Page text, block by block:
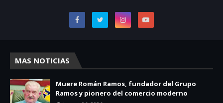
MAS NOTICIAS
Muere Román Ramos, fundador del Grupo
Ramos y pionero del comercio moderno